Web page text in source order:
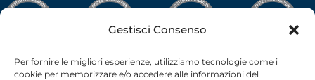
Gestisci Consenso
Per fornire le migliori esperienze, utilizziamo tecnologie come i
cookie per memorizzare e/o accedere alle informazioni del